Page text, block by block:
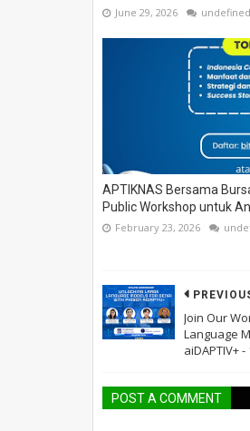
June 29, 2026 undefined
APTIKNAS Bersama
Public Workshop untuk
February 23, 2026
Join Our
Language
aiDAPTIV+
POST A COMMENT